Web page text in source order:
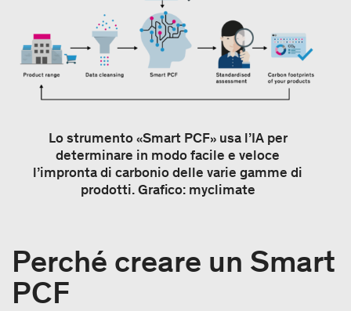
Lo strumento «Smart PCF» usa l’IA per
determinare in modo facile e veloce
l’impronta di carbonio delle varie gamme di
prodotti. Grafico: myclimate
Perché creare un Smart
PCF